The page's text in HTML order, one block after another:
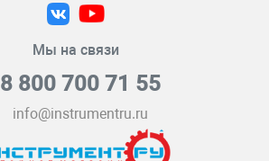
Мы на связи
8 800 700 71 55
info@instrumentru.ru